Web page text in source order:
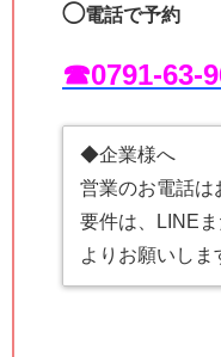
◯電話で予約
☎︎0791-63-
◆企業様へ
営業のお電話は
要件は、LINE
よりお願いしま